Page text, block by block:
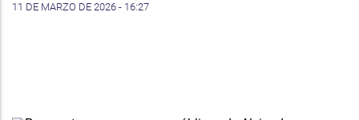
11 DE MARZO DE 2026 - 16:27